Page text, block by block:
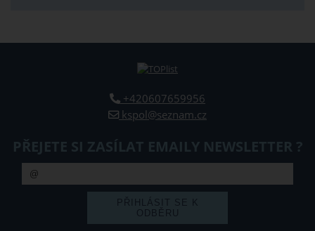
+420607659956
kspol@seznam.cz
PŘEJETE SI ZASÍLAT EMAILY NEWSLETTER ?